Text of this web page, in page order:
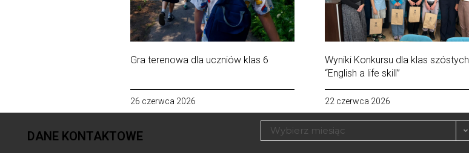
Gra terenowa dla uczniów klas 6
26 czerwca 2026
Wyniki Konkursu dla klas szóstych
“English a life skill”
22 czerwca 2026
DANE KONTAKTOWE Wybierz miesiąc